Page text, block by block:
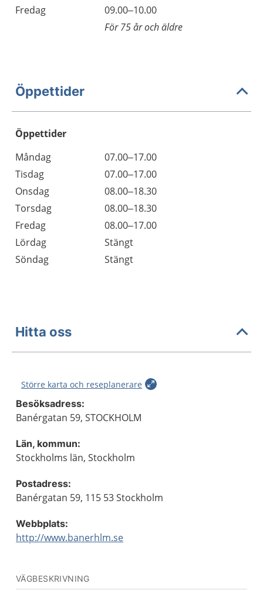
Fredag
09.00–10.00
För 75 år och äldre
Öppettider
Öppettider
Dag
Öppettider
Kommentarer
Måndag
07.00–17.00
Tisdag
07.00–17.00
Onsdag
08.00–18.30
Torsdag
08.00–18.30
Fredag
08.00–17.00
Lördag
Stängt
Söndag
Stängt
Hitta oss
Större karta och reseplanerare
Besöksadress:
Banérgatan 59, STOCKHOLM
Län, kommun:
Stockholms län, Stockholm
Postadress:
Banérgatan 59, 115 53 Stockholm
Webbplats:
http://www.banerhlm.se
VÄGBESKRIVNING